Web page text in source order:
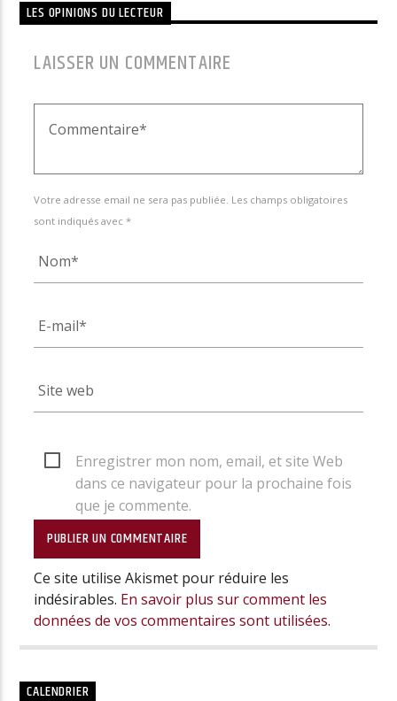
LES OPINIONS DU LECTEUR
LAISSER UN COMMENTAIRE
Votre adresse email ne sera pas publiée. Les champs obligatoires
sont indiqués avec *
Enregistrer mon nom, email, et site Web
dans ce navigateur pour la prochaine fois
que je commente.
Ce site utilise Akismet pour réduire les
indésirables. En savoir plus sur comment les
données de vos commentaires sont utilisées.
CALENDRIER